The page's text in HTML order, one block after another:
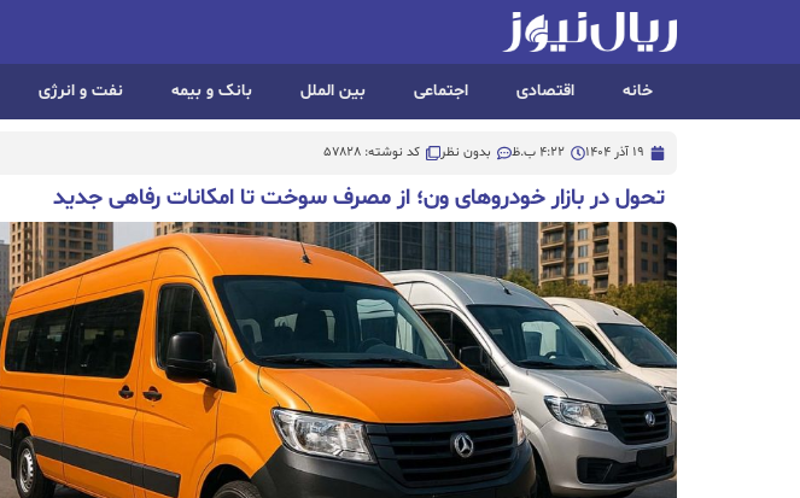
خانه اقتصادی اجتماعی بین الملل بانک و بیمه نفت و انرژی
19 آذر 1404 4:22 ب.ظ بدون نظر کد نوشته: 57828
تحول در بازار خودروهای ون؛ از مصرف سوخت تا امکانات رفاهی جدید